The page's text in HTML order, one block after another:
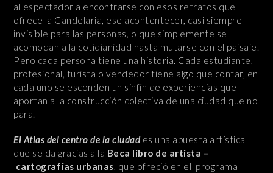
al espectador a encontrarse con esos retratos que
ofrece la Candelaria, ese acontentecer, casi siempre
invisible para las personas, o que simplemente se
acomodan a la cotidianidad hasta mutarse con el paisaje.
Pero cada persona tiene una historia. Cada estudiante,
profesional, turista o vendedor tiene algo que contar, en
cada uno se esconden un sinfín de experiencias que
aportan a la construcción colectiva de una ciudad que no
para.
El Atlas del centro de la ciudades una apuesta artística
que se da gracias a la Beca libro de artista –
cartografías urbanas, que ofreció en el programa